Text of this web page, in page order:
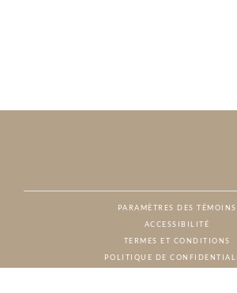
PARAMÈTRES DES TÉMOINS
ACCESSIBILITÉ
TERMES ET CONDITIONS
POLITIQUE DE